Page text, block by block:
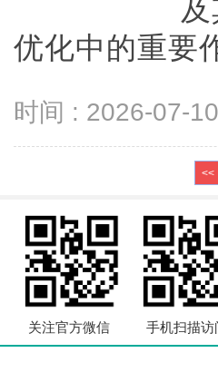
优化中的重要
时间 : 2026-07-
<<
关注官方微信 手机扫描访